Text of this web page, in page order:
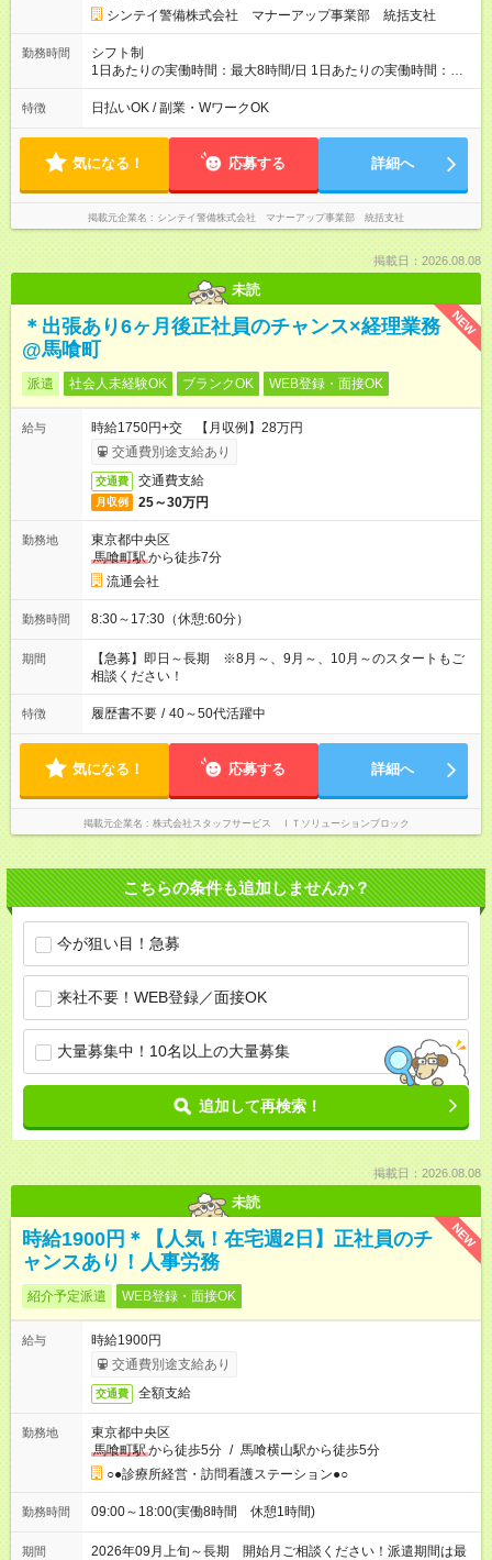
シンテイ警備株式会社 マナーアップ事業部 統括支社
勤務時間
シフト制
1日あたりの実働時間：最大8時間/日 1日あたりの実働時間：８
時間労働（休憩１時間） シフト例 ・０８：００～１７：００
（休憩１時間あり） ・０９：００～１８：００（休憩１時間あ
０９：００～１８：００でお仕事をしてもらいます
特徴 日払いOK / 副業・WワークOK
気になる！ 応募する 詳細へ
掲載元企業名 シンテイ警備株式会社 マナーアップ事業部 統括支社
掲載日：2026.08.08
未読
NEW
＊出張あり6ヶ月後正社員のチャンス×経理業務
@馬喰町
派遣 社会人未経験OK ブランクOK WEB登録・面接OK
給与
時給1750円+交 【月収例】28万円
交通費別途支給あり
交通費 交通費支給
月収例 25～30万円
勤務地
東京都中央区
馬喰町駅から徒歩7分
流通会社
勤務時間 8:30～17:30（休憩:60分）
期間
【急募】即日～長期 ※8月～、9月～、10月～のスタートもご
相談ください！
特徴 履歴書不要 / 40～50代活躍中
気になる！ 応募する 詳細へ
掲載元企業名 株式会社スタッフサービス ＩＴソリューションブロック
こちらの条件も追加しませんか？
今が狙い目！急募
来社不要！WEB登録／面接OK
大量募集中！10名以上の大量募集
追加して再検索！
掲載日：2026.08.08
未読
NEW
時給1900円＊【人気！在宅週2日】正社員のチ
ャンスあり！人事労務
紹介予定派遣 WEB登録・面接OK
給与
時給1900円
交通費別途支給あり
交通費 全額支給
勤務地
東京都中央区
馬喰町駅から徒歩5分 / 馬喰横山駅から徒歩5分
○●診療所経営・訪問看護ステーション●○
勤務時間 09:00～18:00(実働8時間 休憩1時間)
期間 2026年09月上旬～長期 開始月ご相談ください！派遣期間は最